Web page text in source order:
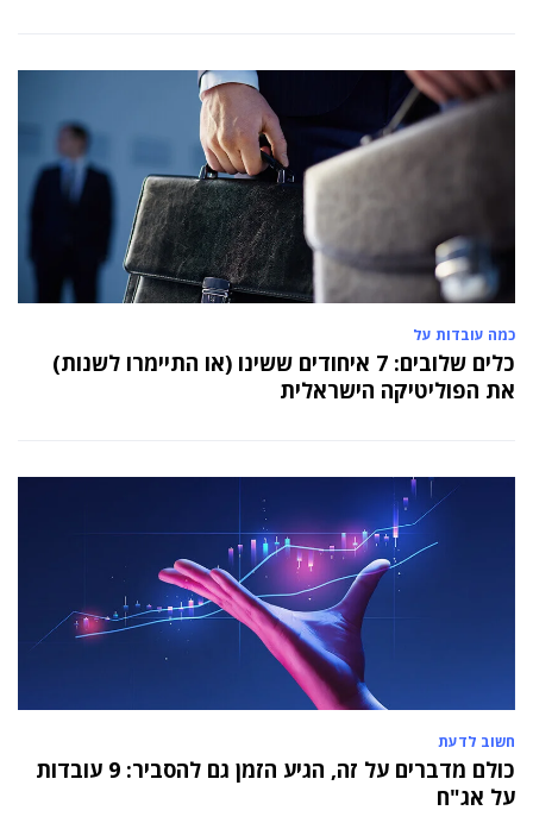
כמה עובדות על
כלים שלובים: 7 איחודים ששינו (או התיימרו לשנות)
את הפוליטיקה הישראלית
חשוב לדעת
כולם מדברים על זה, הגיע הזמן גם להסביר: 9 עובדות
על אג"ח